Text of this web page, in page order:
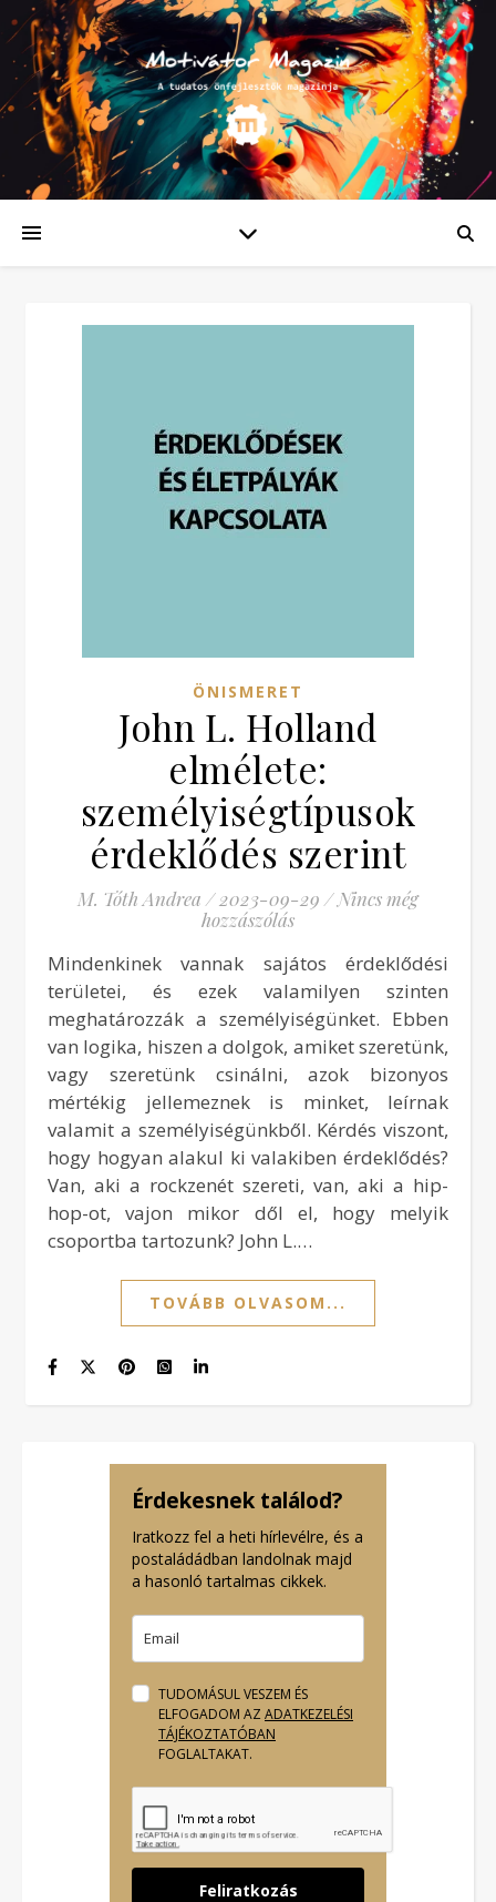
ÖNISMERET
John L. Holland
elmélete:
személyiségtípusok
érdeklődés szerint
M. Tóth Andrea / 2023-09-29 / Nincs még
hozzászólás
Mindenkinek vannak sajátos érdeklődési
területei, és ezek valamilyen szinten
meghatározzák a személyiségünket. Ebben
van logika, hiszen a dolgok, amiket szeretünk,
vagy szeretünk csinálni, azok bizonyos
mértékig jellemeznek is minket, leírnak
valamit a személyiségünkből. Kérdés viszont,
hogy hogyan alakul ki valakiben érdeklődés?
Van, aki a rockzenét szereti, van, aki a hip-
hop-ot, vajon mikor dől el, hogy melyik
csoportba tartozunk? John L.…
TOVÁBB OLVASOM...
Érdekesnek találod?
Iratkozz fel a heti hírlevélre, és a
postaládádban landolnak majd
a hasonló tartalmas cikkek.
TUDOMÁSUL VESZEM ÉS
ELFOGADOM AZ ADATKEZELÉSI
TÁJÉKOZTATÓBAN
FOGLALTAKAT.
Feliratkozás